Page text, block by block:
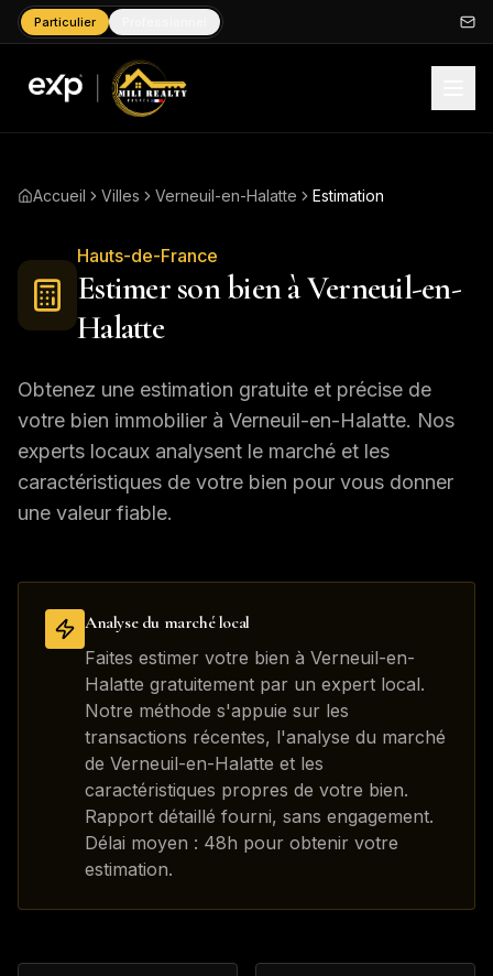
Particulier
Accueil Villes Verneuil-en-Halatte Estimation
Hauts-de-France
Estimer son bien àVerneuil-en-
Halatte
Obtenez une estimation gratuite et précise de
votre bien immobilier à Verneuil-en-Halatte. Nos
experts locaux analysent le marché et les
caractéristiques de votre bien pour vous donner
une valeur fiable.
Analyse du marché local
Faites estimer votre bien à Verneuil-en-
Halatte gratuitement par un expert local.
Notre méthode s'appuie sur les
transactions récentes, l'analyse du marché
de Verneuil-en-Halatte et les
caractéristiques propres de votre bien.
Rapport détaillé fourni, sans engagement.
Délai moyen : 48h pour obtenir votre
estimation.